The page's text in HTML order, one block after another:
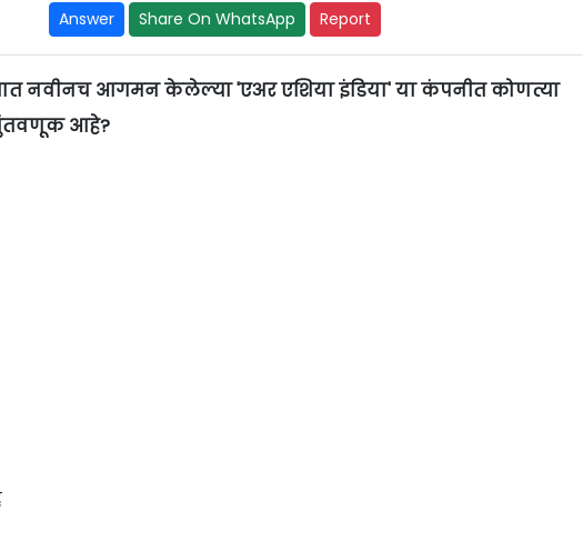
Answer Share On WhatsApp Report
नवीनच आगमन केलेल्या 'एअर एशिया इंडिया' या कंपनीत कोणत्या
गुंतवणूक आहे?